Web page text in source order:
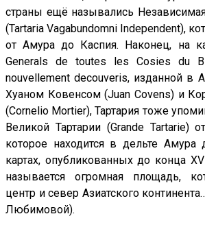
страны ещё назывались
(Tartaria Vagabundomni Independent),
от Амура до Каспия. Наконец, на
Generals de toutes les Cosies du
nouvellement decouveris, изданной в
Хуаном Ковенсом (Juan Covens) и
(Cornelio Mortier), Тартария тоже
Великой Тартарии (Grande Tartarie)
которое находится в дельте
картах, опубликованных до конца
называется огромная площадь,
центр и север Азиатского
Любимовой).